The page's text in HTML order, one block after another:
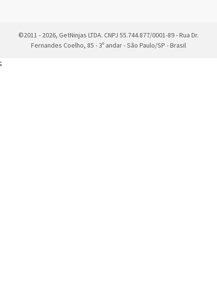
©2011 - 2026, GetNinjas LTDA. CNPJ 55.744.877/0001-89 - Rua Dr.
Fernandes Coelho, 85 - 3º andar - São Paulo/SP - Brasil
;